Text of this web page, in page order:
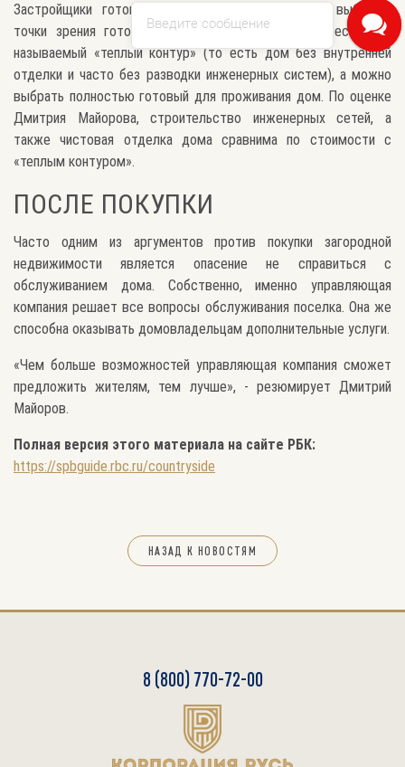
Застройщики готовы предоставить покупателям выбор с
точки зрения готовности объекта. Можно приобрести так
называемый «теплый контур» (то есть дом без внутренней
отделки и часто без разводки инженерных систем), а можно
выбрать полностью готовый для проживания дом. По оценке
Дмитрия Майорова, строительство инженерных сетей, а
также чистовая отделка дома сравнима по стоимости с
«теплым контуром».
ПОСЛЕ ПОКУПКИ
Часто одним из аргументов против покупки загородной
недвижимости является опасение не справиться с
обслуживанием дома. Собственно, именно управляющая
компания решает все вопросы обслуживания поселка. Она же
способна оказывать домовладельцам дополнительные услуги.
«Чем больше возможностей управляющая компания сможет
предложить жителям, тем лучше», - резюмирует Дмитрий
Майоров.
Полная версия этого материала на сайте РБК:
https://spbguide.rbc.ru/countryside
НАЗАД К НОВОСТЯМ
8 (800) 770-72-00
Введите сообщение